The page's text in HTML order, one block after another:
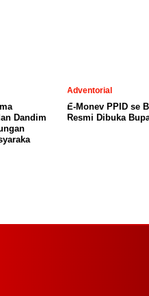
Dandim
Adventorial
E-Monev PPID se
Resmi Dibuka